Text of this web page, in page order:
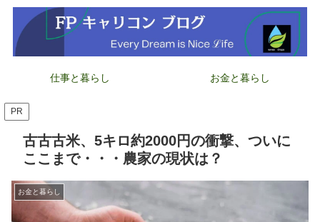
仕事と暮らし お金と暮らし
PR
古古古米、5キロ約2000円の衝撃、ついに
ここまで・・・農家の現状は？
お金と暮らし